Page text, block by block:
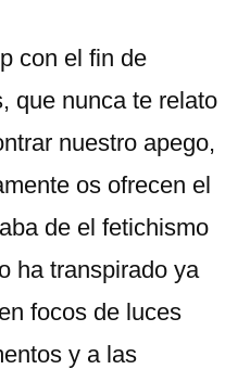
con el fin de
que nunca te relato
nuestro apego,
os ofrecen el
de el fetichismo
ha transpirado ya
focos de luces
y a las